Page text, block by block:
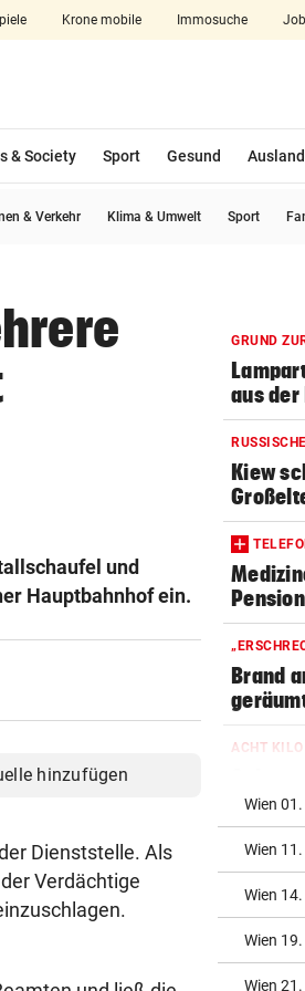
Krone mobile Immosuche
aufklappen
& Society Sport Gesund Ausland
& Verkehr Klima & Umwelt Sport
und
Hauptbahnhof ein.
hinzufügen
Dienststelle. Als
Verdächtige
GRUND
aus
Kiew
Brand
ACHT
WURDE
„KRONE“-
Wien
Wien
Wien
Wien
Wien